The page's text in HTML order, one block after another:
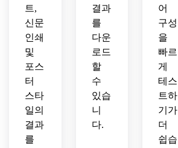
트,
신문
인쇄
및
포스
터
스타
일의
결과
를
결과
를
다운
로드
할
수
있습
니
다.
어
구성
을
빠르
게
테스
트하
기가
더
쉽습